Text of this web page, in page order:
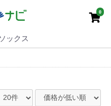
0
ソックス